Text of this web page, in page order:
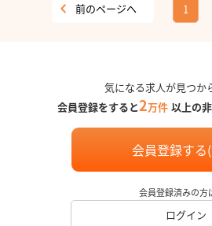
前のページへ 1
気になる求人が見つか
会員登録をすると2万件 以上の
会員登録する
会員登録済みの方
ログイン